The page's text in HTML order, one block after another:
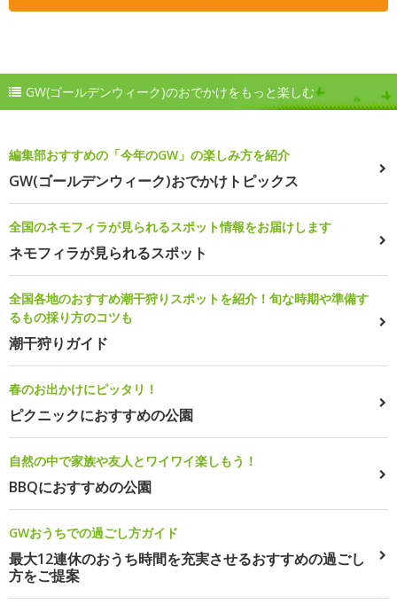
GW(ゴールデンウィーク)のおでかけをもっと楽しむ
編集部おすすめの「今年のGW」の楽しみ方を紹介
GW(ゴールデンウィーク)おでかけトピックス
全国のネモフィラが見られるスポット情報をお届けします
ネモフィラが見られるスポット
全国各地のおすすめ潮干狩りスポットを紹介！旬な時期や準備す
るもの採り方のコツも
潮干狩りガイド
春のお出かけにピッタリ！
ピクニックにおすすめの公園
自然の中で家族や友人とワイワイ楽しもう！
BBQにおすすめの公園
GWおうちでの過ごし方ガイド
最大12連休のおうち時間を充実させるおすすめの過ごし
方をご提案